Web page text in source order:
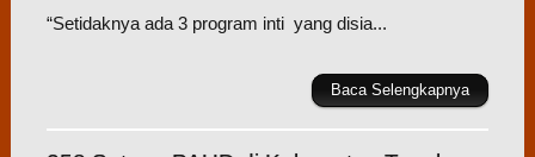
“Setidaknya ada 3 program inti yang disia...
Baca Selengkapnya